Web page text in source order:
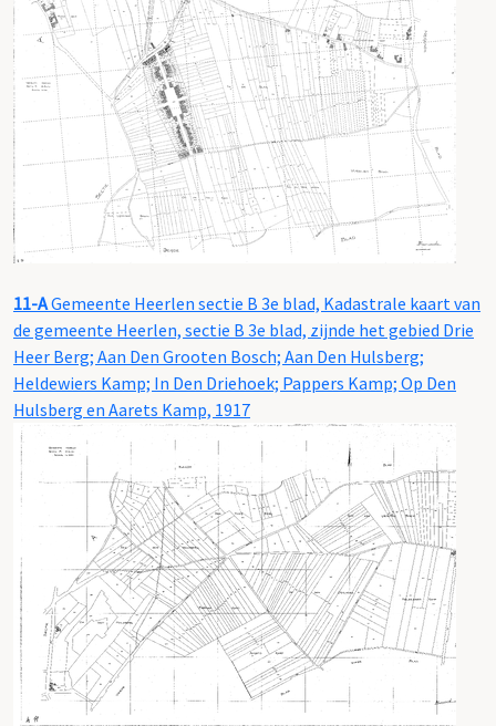
11-AGemeente Heerlen sectie B 3e blad, Kadastrale kaart van
de gemeente Heerlen, sectie B 3e blad, zijnde het gebied Drie
Heer Berg; Aan Den Grooten Bosch; Aan Den Hulsberg;
Heldewiers Kamp; In Den Driehoek; Pappers Kamp; Op Den
Hulsberg en Aarets Kamp, 1917